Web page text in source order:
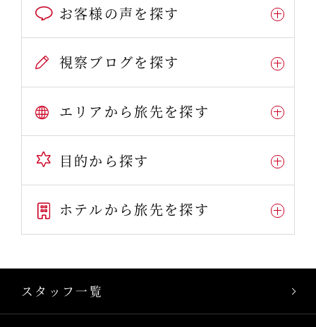
お客様の声を探す
視察ブログを探す
エリアから旅先を探す
目的から探す
ホテルから旅先を探す
スタッフ一覧